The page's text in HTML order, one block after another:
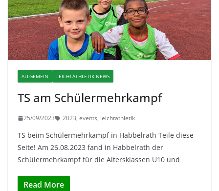
ALLGEMEIN LEICHTATHLETIK NEWS
TS am Schülermehrkampf
25/09/2023 2023, events, leichtathletik
TS beim Schülermehrkampf in Habbelrath Teile diese
Seite! Am 26.08.2023 fand in Habbelrath der
Schülermehrkampf für die Altersklassen U10 und
Read More